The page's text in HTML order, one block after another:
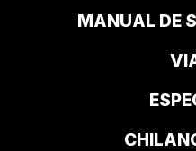
MANUAL DE